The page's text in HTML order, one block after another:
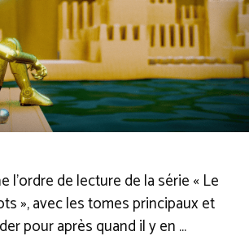
l’ordre de lecture de la série « Le
», avec les tomes principaux et
pour après quand il y en …